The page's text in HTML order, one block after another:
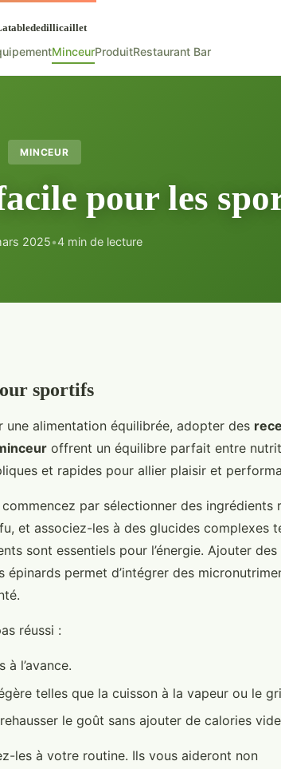
MinceurProduitRestaurant Bar
MINCEUR
pour les
2025•4 min de lecture
sportifs
alimentation équilibrée, adopter des
offrent un équilibre parfait entre
et rapides pour allier plaisir et
commencez par sélectionner des ingrédients
et associez-les à des glucides complexes
sont essentiels pour l’énergie. Ajouter des
permet d’intégrer des
réussi :
l’avance.
telles que la cuisson à la vapeur ou le
le goût sans ajouter de calories
les à votre routine. Ils vous aideront non